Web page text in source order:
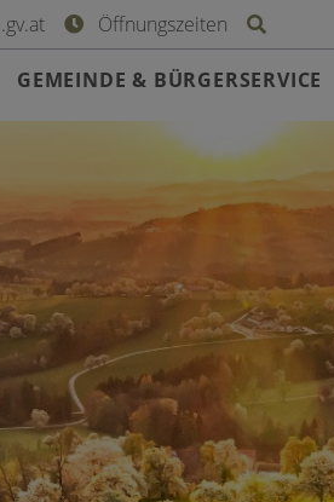
Öffnungszeiten
GEMEINDE & BÜRGERSERVICE